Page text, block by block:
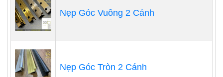
Nẹp Góc Vuông 2 Cánh
Nẹp Góc Tròn 2 Cánh